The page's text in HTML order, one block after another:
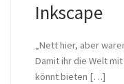
Inkscape
„Nett hier, aber
Damit ihr die Welt
könnt bieten […]